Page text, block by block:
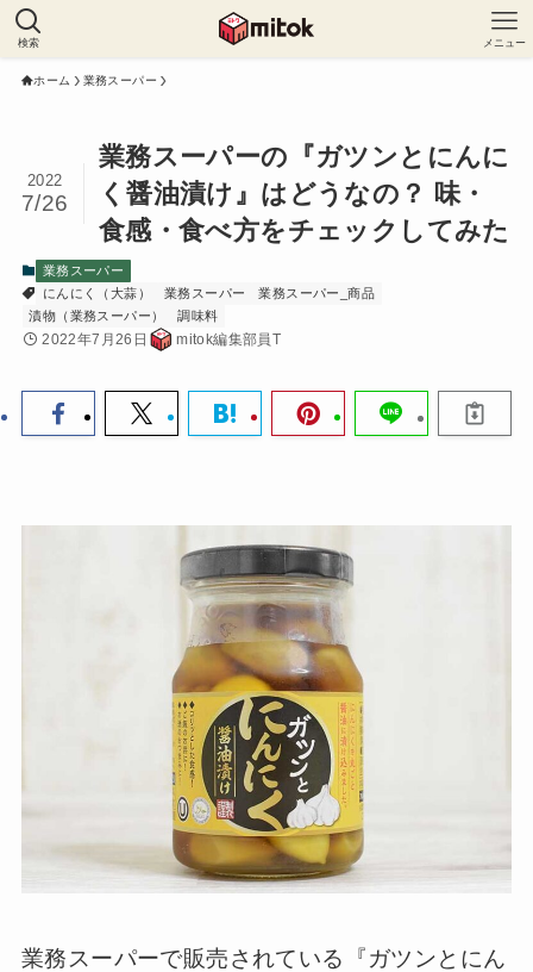
検索 メニュー
ホーム 業務スーパー
業務スーパーの『ガツンとにんに
く醤油漬け』はどうなの？ 味・
食感・食べ方をチェックしてみた
2022
7/26
業務スーパー
にんにく（大蒜）
業務スーパー
業務スーパー_商品
漬物（業務スーパー）
調味料
2022年7月26日 mitok編集部員T
業務スーパーで販売されている『ガツンとにん